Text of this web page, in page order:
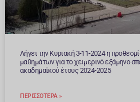
Λήγει την Κυριακή 3-11-2024 η
μαθημάτων για το χειμερινό εξάμηνο
ακαδημαϊκού έτους 2024-2025
ΠΕΡΙΣΣΌΤΕΡΑ »